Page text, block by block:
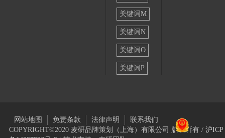
关键词M
关键词N
关键词O
关键词P
网站地图 免责条款 法律声明
联系我们
COPYRIGHT©2020 麦研品牌策划（上海）有限公司 版权所有 / 沪ICP